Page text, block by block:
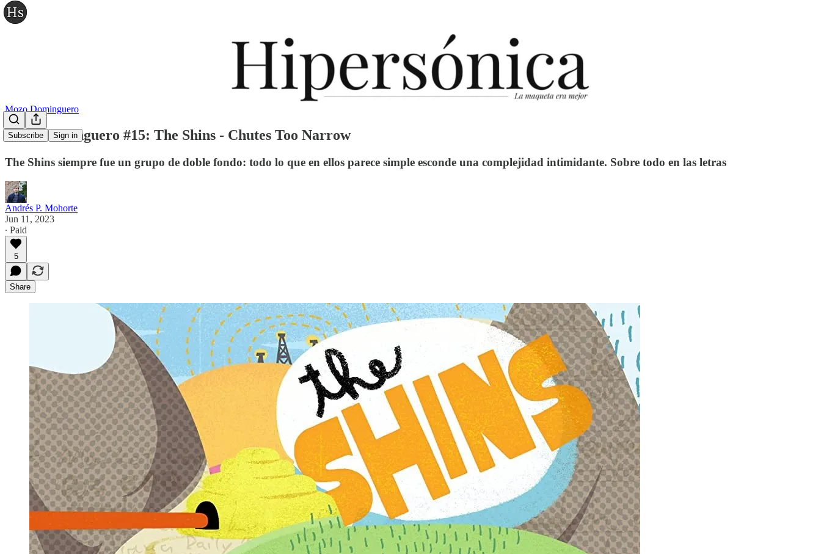
Subscribe Sign in
Mozo Dominguero
Mozo dominguero #15: The Shins - Chutes Too Narrow
The Shins siempre fue un grupo de doble fondo: todo lo que en ellos parece simple esconde una complejidad intimidante. Sobre todo en las letras
Andrés P. Mohorte
Jun 11, 2023
∙ Paid
5
Share